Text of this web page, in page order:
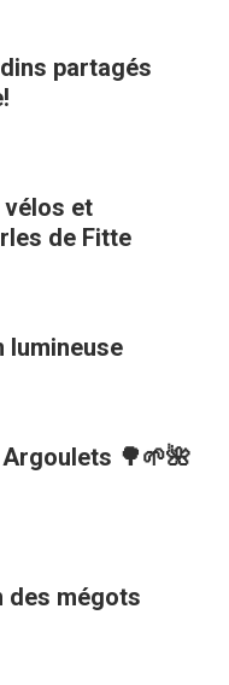
partagés
vélos et
de Fitte
lumineuse
🌳🌱🌺
des mégots